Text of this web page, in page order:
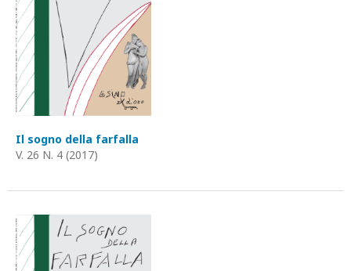
Il sogno della farfalla
V. 26 N. 4 (2017)